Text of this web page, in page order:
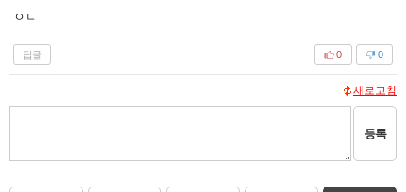
ㅇㄷ
답글 0
0
새로고침
등록